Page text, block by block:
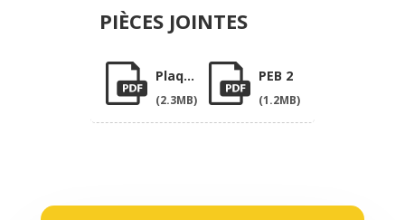
PIÈCESJOINTES
Plaquette
(2.3MB)
PEB 2
(1.2MB)